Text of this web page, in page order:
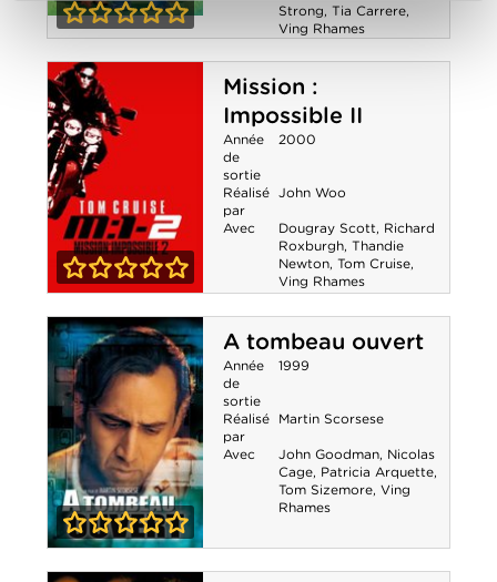
Leroy & Stitch
Strong, Tia Carrere,
Ving Rhames
Mission :
Impossible II
Mission :
Impossible II
Année
de
sortie
2000
Réalisé
par
John Woo
Avec Dougray Scott, Richard
Roxburgh, Thandie
Newton, Tom Cruise,
Ving Rhames
A tombeau ouvert
A tombeau
Année
de
sortie
1999
Réalisé
par
Martin Scorsese
Avec John Goodman, Nicolas
Cage, Patricia Arquette,
Tom Sizemore, Ving
Rhames